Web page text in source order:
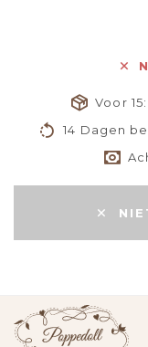
Voor
14 Dagen